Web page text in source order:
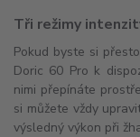
Tři režimy
Pokud byste si
Doric 60 Pro k
nimi přepínáte
si můžete vždy
výsledný výkon při